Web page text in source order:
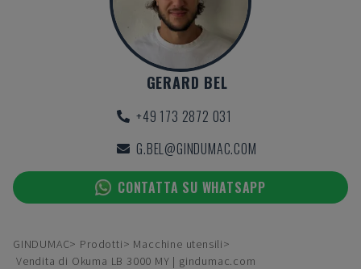
GERARD BEL
+49 173 2872 031
G.BEL@GINDUMAC.COM
CONTATTA SU WHATSAPP
GINDUMAC Prodotti
Macchine utensili
Vendita di Okuma LB 3000 MY | gindumac.com